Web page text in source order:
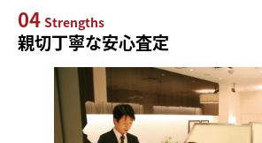
04 Strengths
親切丁寧な安心査定